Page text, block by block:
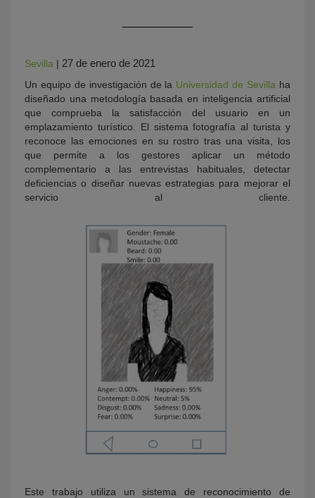
Sevilla | 27 de enero de 2021
Un equipo de investigación de la Universidad de Sevilla ha
diseñado una metodología basada en inteligencia artificial
que comprueba la satisfacción del usuario en un
emplazamiento turístico. El sistema fotografía al turista y
reconoce las emociones en su rostro tras una visita, los
que permite a los gestores aplicar un método
complementario a las entrevistas habituales, detectar
deficiencias o diseñar nuevas estrategias para mejorar el
servicio al cliente.
Este trabajo utiliza un sistema de reconocimiento de